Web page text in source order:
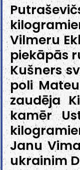
Vilmeru
piekāpās
Kušners
poli
zaudēja
kamēr
Janu
ukrainim